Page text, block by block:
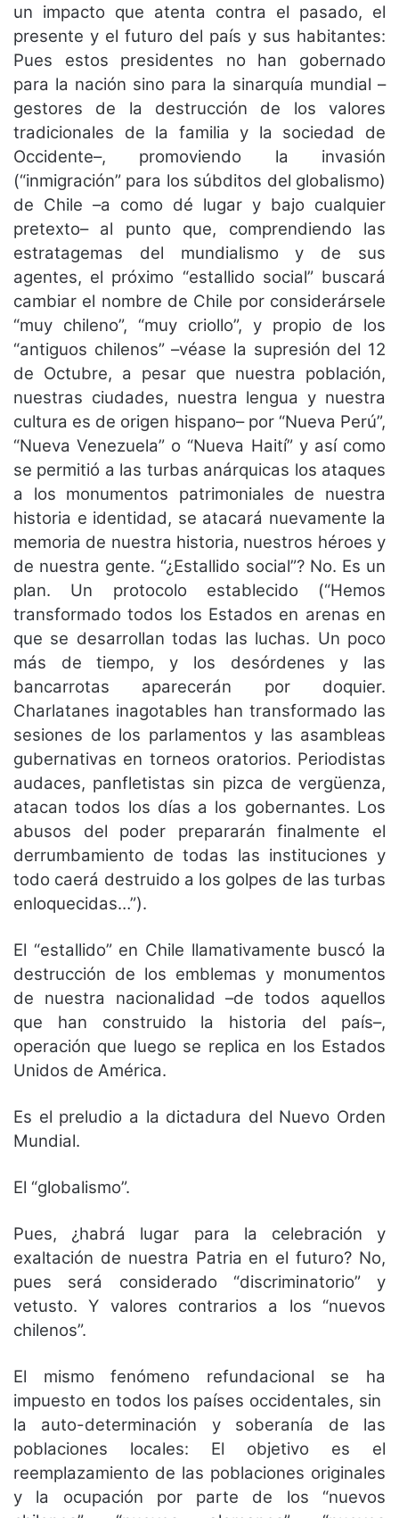
un impacto que atenta contra el pasado, el
presente y el futuro del país y sus habitantes:
Pues estos presidentes no han gobernado
para la nación sino para la sinarquía mundial –
gestores de la destrucción de los valores
tradicionales de la familia y la sociedad de
Occidente–, promoviendo la invasión
(“inmigración” para los súbditos del globalismo)
de Chile –a como dé lugar y bajo cualquier
pretexto– al punto que, comprendiendo las
estratagemas del mundialismo y de sus
agentes, el próximo “estallido social” buscará
cambiar el nombre de Chile por considerársele
“muy chileno”, “muy criollo”, y propio de los
“antiguos chilenos” –véase la supresión del 12
de Octubre, a pesar que nuestra población,
nuestras ciudades, nuestra lengua y nuestra
cultura es de origen hispano– por “Nueva Perú”,
“Nueva Venezuela” o “Nueva Haití” y así como
se permitió a las turbas anárquicas los ataques
a los monumentos patrimoniales de nuestra
historia e identidad, se atacará nuevamente la
memoria de nuestra historia, nuestros héroes y
de nuestra gente. “¿Estallido social”? No. Es un
plan. Un protocolo establecido (“Hemos
transformado todos los Estados en arenas en
que se desarrollan todas las luchas. Un poco
más de tiempo, y los desórdenes y las
bancarrotas aparecerán por doquier.
Charlatanes inagotables han transformado las
sesiones de los parlamentos y las asambleas
gubernativas en torneos oratorios. Periodistas
audaces, panfletistas sin pizca de vergüenza,
atacan todos los días a los gobernantes. Los
abusos del poder prepararán finalmente el
derrumbamiento de todas las instituciones y
todo caerá destruido a los golpes de las turbas
enloquecidas…”).
El “estallido” en Chile llamativamente buscó la
destrucción de los emblemas y monumentos
de nuestra nacionalidad –de todos aquellos
que han construido la historia del país–,
operación que luego se replica en los Estados
Unidos de América.
Es el preludio a la dictadura del Nuevo Orden
Mundial.
El “globalismo”.
Pues, ¿habrá lugar para la celebración y
exaltación de nuestra Patria en el futuro? No,
pues será considerado “discriminatorio” y
vetusto. Y valores contrarios a los “nuevos
chilenos”.
El mismo fenómeno refundacional se ha
impuesto en todos los países occidentales, sin
la auto-determinación y soberanía de las
poblaciones locales: El objetivo es el
reemplazamiento de las poblaciones originales
y la ocupación por parte de los “nuevos